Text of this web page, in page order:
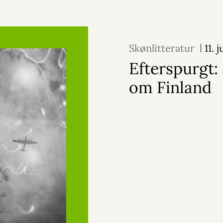
Skønlitteratur 11.
Efterspurgt:
om Finland